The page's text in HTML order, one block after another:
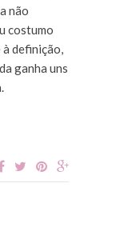
não
costumo
definição,
ganha uns